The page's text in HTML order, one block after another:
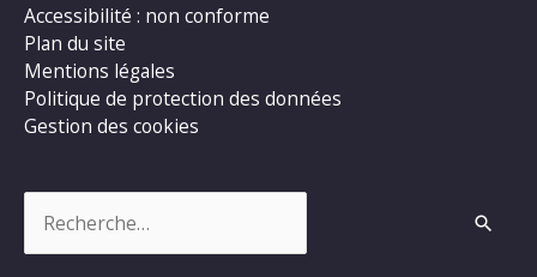
Accessibilité : non conforme
Plan du site
Mentions légales
Politique de protection des données
Gestion des cookies